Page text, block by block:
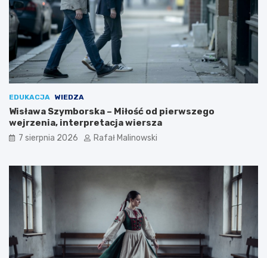
EDUKACJA WIEDZA
Wisława Szymborska – Miłość od pierwszego
wejrzenia, interpretacja wiersza
7 sierpnia 2026 Rafał Malinowski